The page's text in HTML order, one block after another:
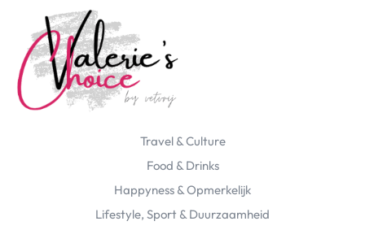
Travel & Culture
Food & Drinks
Happyness & Opmerkelijk
Lifestyle, Sport & Duurzaamheid